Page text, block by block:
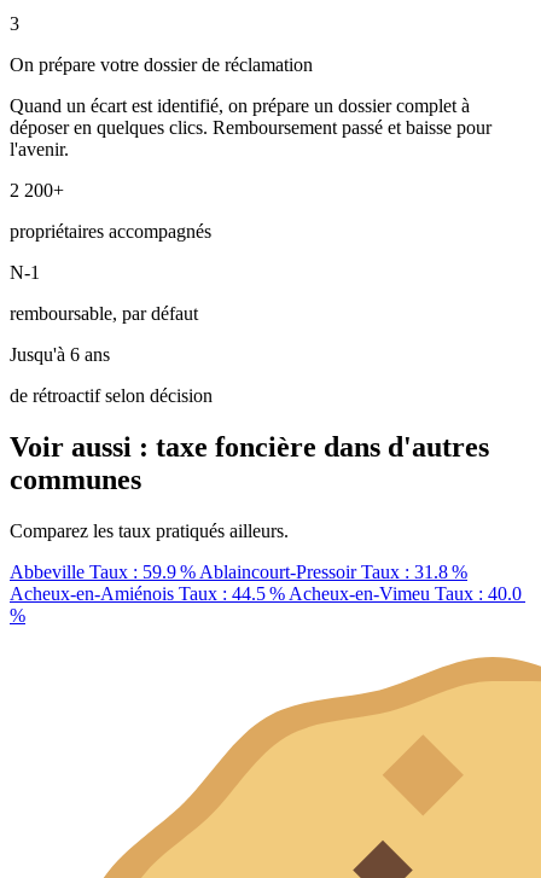
3
On prépare votre dossier de réclamation
Quand un écart est identifié, on prépare un dossier complet à
déposer en quelques clics. Remboursement passé et baisse pour
l'avenir.
2 200+
propriétaires accompagnés
N-1
remboursable, par défaut
Jusqu'à 6 ans
de rétroactif selon décision
Voir aussi : taxe foncière dans d'autres
communes
Comparez les taux pratiqués ailleurs.
Abbeville Taux : 59.9 % Ablaincourt-PressoirTaux : 31.8 %
Acheux-en-Amiénois Taux : 44.5 % Acheux-en-Vimeu Taux : 40.0
%